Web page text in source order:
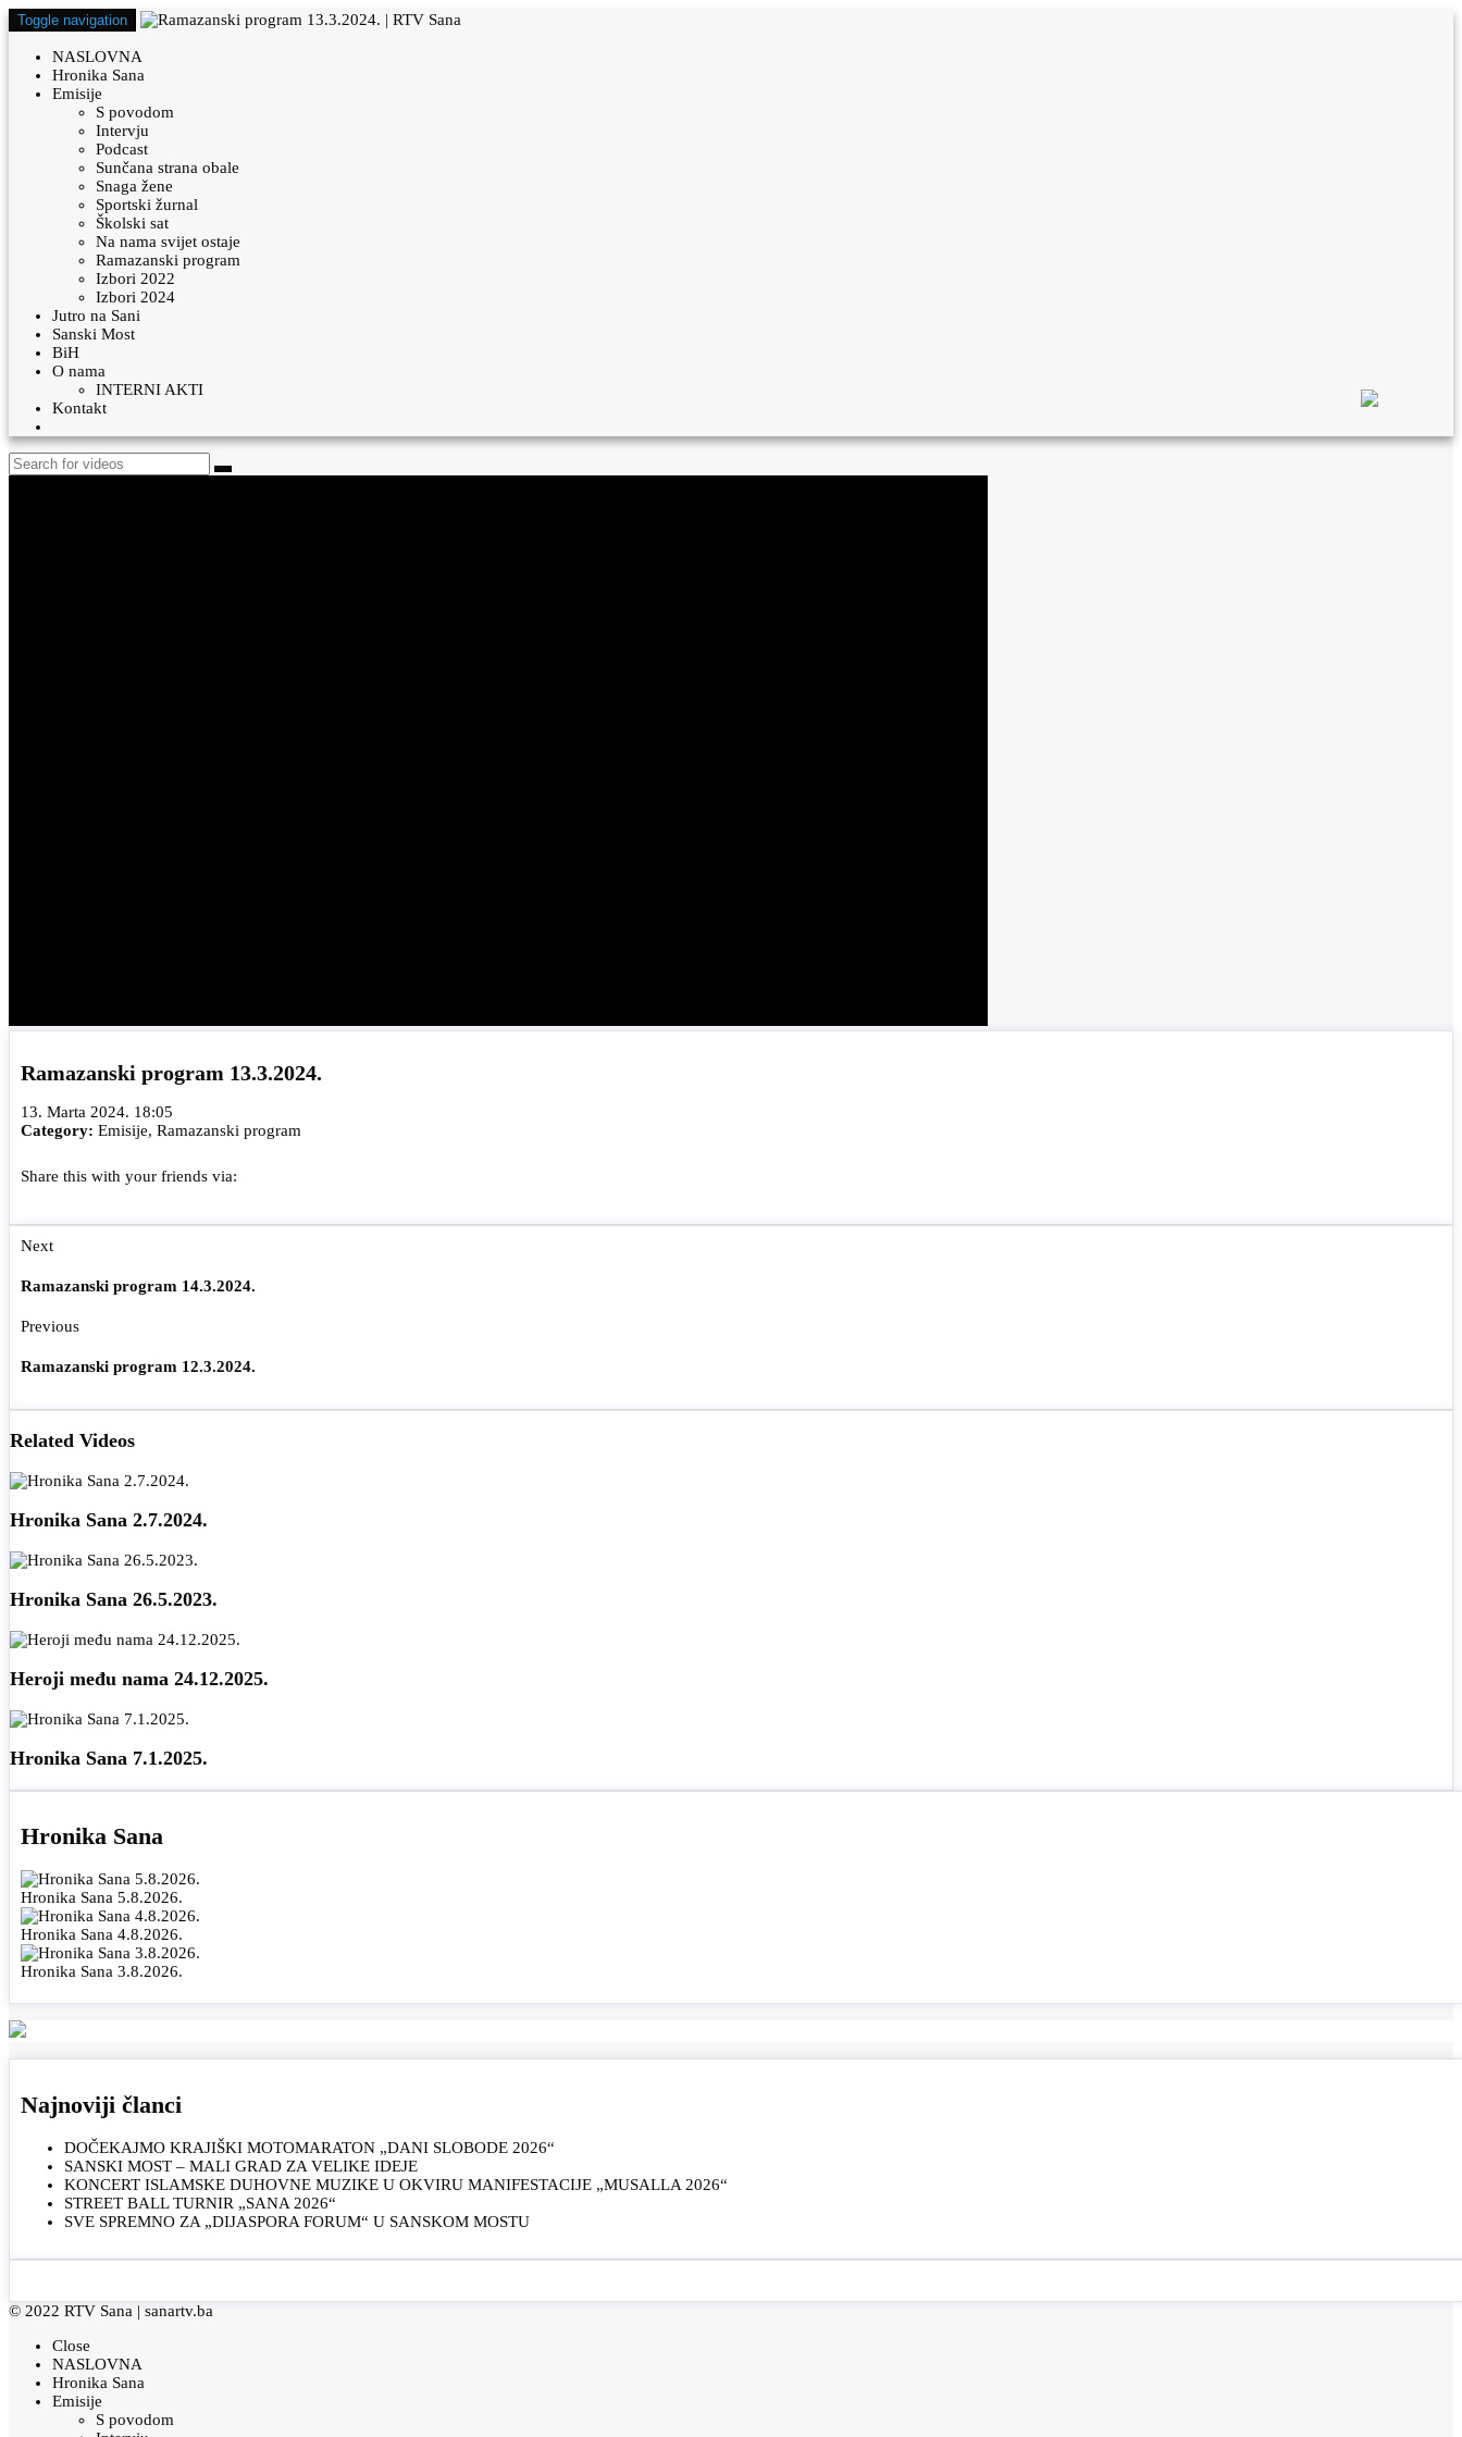
Toggle navigation
NASLOVNA
Hronika Sana
Emisije
S povodom
Intervju
Podcast
Sunčana strana obale
Snaga žene
Sportski žurnal
Školski sat
Na nama svijet ostaje
Ramazanski program
Izbori 2022
Izbori 2024
Jutro na Sani
Sanski Most
BiH
O nama
INTERNI AKTI
Kontakt
Ramazanski program 13.3.2024.
13. Marta 2024. 18:05
Category: Emisije, Ramazanski program
Share this with your friends via:
Next
Ramazanski program 14.3.2024.
Previous
Ramazanski program 12.3.2024.
Related Videos
Hronika Sana 2.7.2024.
Hronika Sana 26.5.2023.
Heroji među nama 24.12.2025.
Hronika Sana 7.1.2025.
Hronika Sana
Hronika Sana 5.8.2026.
Hronika Sana 4.8.2026.
Hronika Sana 3.8.2026.
Najnoviji članci
DOČEKAJMO KRAJIŠKI MOTOMARATON „DANI SLOBODE 2026“
SANSKI MOST – MALI GRAD ZA VELIKE IDEJE
KONCERT ISLAMSKE DUHOVNE MUZIKE U OKVIRU MANIFESTACIJE „MUSALLA 2026“
STREET BALL TURNIR „SANA 2026“
SVE SPREMNO ZA „DIJASPORA FORUM“ U SANSKOM MOSTU
© 2022 RTV Sana | sanartv.ba
Close
NASLOVNA
Hronika Sana
Emisije
S povodom